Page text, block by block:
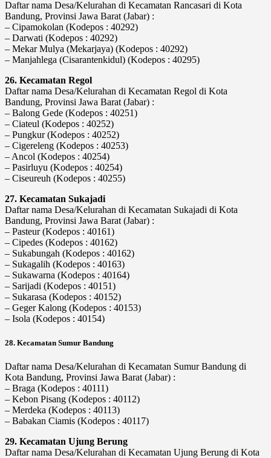
Daftar nama Desa/Kelurahan di Kecamatan Rancasari di Kota
Bandung, Provinsi Jawa Barat (Jabar) :
– Cipamokolan (Kodepos : 40292)
– Darwati (Kodepos : 40292)
– Mekar Mulya (Mekarjaya) (Kodepos : 40292)
– Manjahlega (Cisarantenkidul) (Kodepos : 40295)
26. Kecamatan Regol
Daftar nama Desa/Kelurahan di Kecamatan Regol di Kota
Bandung, Provinsi Jawa Barat (Jabar) :
– Balong Gede (Kodepos : 40251)
– Ciateul (Kodepos : 40252)
– Pungkur (Kodepos : 40252)
– Cigereleng (Kodepos : 40253)
– Ancol (Kodepos : 40254)
– Pasirluyu (Kodepos : 40254)
– Ciseureuh (Kodepos : 40255)
27. Kecamatan Sukajadi
Daftar nama Desa/Kelurahan di Kecamatan Sukajadi di Kota
Bandung, Provinsi Jawa Barat (Jabar) :
– Pasteur (Kodepos : 40161)
– Cipedes (Kodepos : 40162)
– Sukabungah (Kodepos : 40162)
– Sukagalih (Kodepos : 40163)
– Sukawarna (Kodepos : 40164)
– Sarijadi (Kodepos : 40151)
– Sukarasa (Kodepos : 40152)
– Geger Kalong (Kodepos : 40153)
– Isola (Kodepos : 40154)
28. Kecamatan Sumur Bandung
Daftar nama Desa/Kelurahan di Kecamatan Sumur Bandung di
Kota Bandung, Provinsi Jawa Barat (Jabar) :
– Braga (Kodepos : 40111)
– Kebon Pisang (Kodepos : 40112)
– Merdeka (Kodepos : 40113)
– Babakan Ciamis (Kodepos : 40117)
29. Kecamatan Ujung Berung
Daftar nama Desa/Kelurahan di Kecamatan Ujung Berung di Kota